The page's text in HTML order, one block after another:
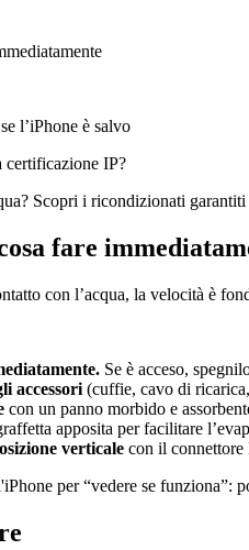
l’iPhone è salvo
certificazione IP?
Scopri i ricondizionati
fare
con l’acqua, la velocità è
Se è acceso,
accessori (cuffie, cavo di
con un panno morbido e
apposita per facilitare
verticale con il
per “vedere se funziona”: